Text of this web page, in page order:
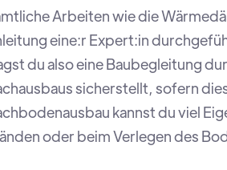
Arbeiten wie die
eine:r Expert:in
du also eine Baubegleitung
sicherstellt, sofern
kannst du viel
oder beim Verlegen des